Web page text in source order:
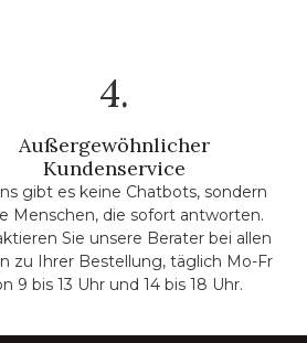
4.
Außergewöhnlicher
Kundenservice
gibt es keine Chatbots, sondern
Menschen, die sofort antworten.
Sie unsere Berater bei allen
zu Ihrer Bestellung, täglich Mo-Fr
9 bis 13 Uhr und 14 bis 18 Uhr.